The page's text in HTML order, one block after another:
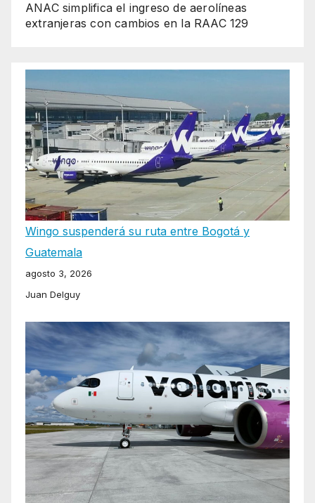
ANAC simplifica el ingreso de aerolíneas
extranjeras con cambios en la RAAC 129
Wingo suspenderá su ruta entre Bogotá y
Guatemala
agosto 3, 2026
Juan Delguy